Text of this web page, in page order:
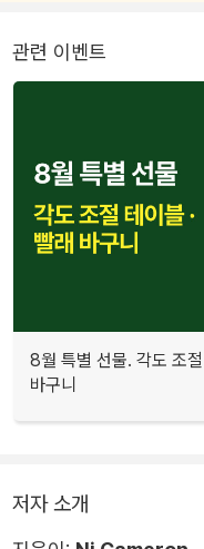
관련 이벤트
8월 특별 선물. 각도 조
바구니
저자 소개